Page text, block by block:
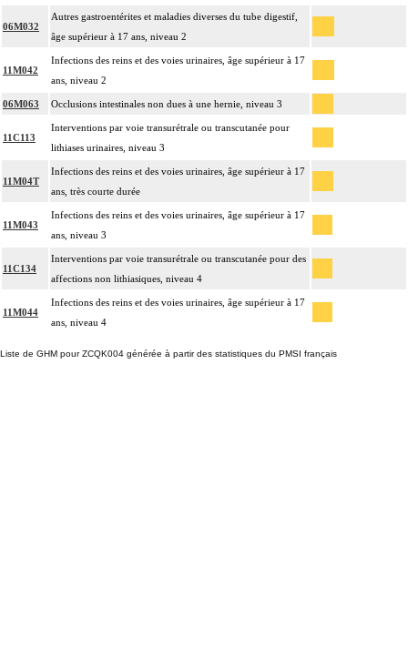
06M032
Autres gastroentérites et maladies diverses du tube digestif,
âge supérieur à 17 ans, niveau 2
11M042
Infections des reins et des voies urinaires, âge supérieur à 17
ans, niveau 2
06M063 Occlusions intestinales non dues à une hernie, niveau 3
11C113
Interventions par voie transurétrale ou transcutanée pour
lithiases urinaires, niveau 3
11M04T
Infections des reins et des voies urinaires, âge supérieur à 17
ans, très courte durée
11M043
Infections des reins et des voies urinaires, âge supérieur à 17
ans, niveau 3
11C134
Interventions par voie transurétrale ou transcutanée pour des
affections non lithiasiques, niveau 4
11M044
Infections des reins et des voies urinaires, âge supérieur à 17
ans, niveau 4
Liste de GHM pour ZCQK004 générée à partir des statistiques du PMSI français